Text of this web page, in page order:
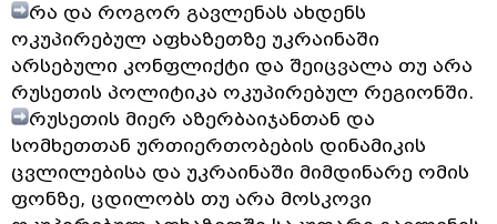
რა და როგორ გავლენას ახდენს
ოკუპირებულ აფხაზეთზე უკრაინაში
არსებული კონფლიქტი და შეიცვალა თუ არა
რუსეთის პოლიტიკა ოკუპირებულ რეგიონში.
რუსეთის მიერ აზერბაიჯანთან და
სომხეთთან ურთიერთობების დინამიკის
ცვლილებისა და უკრაინაში მიმდინარე ომის
ფონზე, ცდილობს თუ არა მოსკოვი